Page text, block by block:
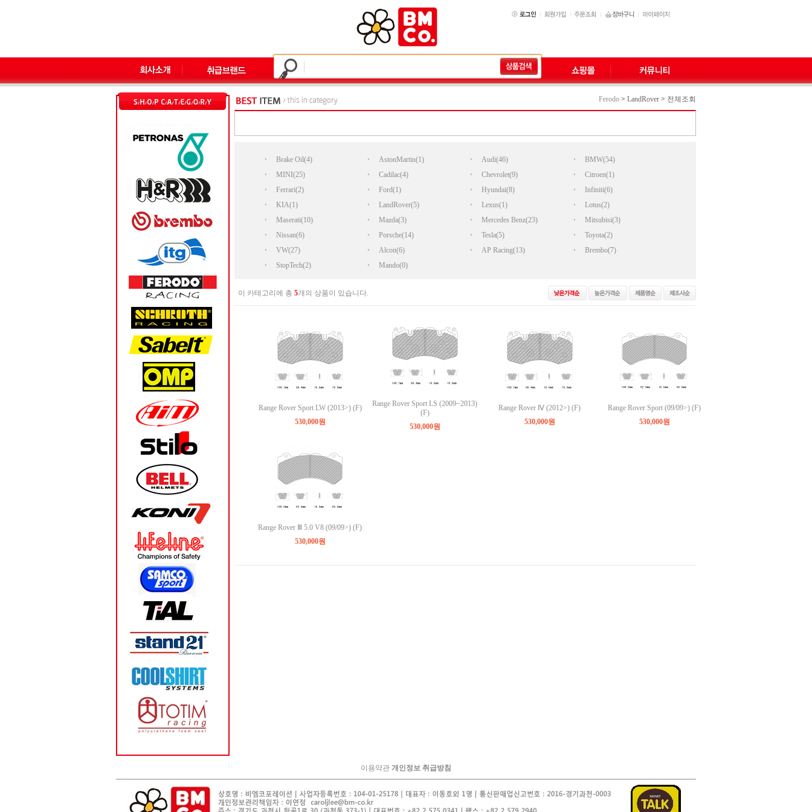
Ferodo > LandRover > 전체조회
Brake Oil(4) AstonMartin(1) Audi(46)
BMW(54)
MINI(25)
Cadilac(4) Chevrolet(9)
Citroen(1)
Ferrari(2)
Ford(1) Hyundai(8)
Infiniti(6)
KIA(1)
LandRover(5) Lexus(1)
Lotus(2)
Maserati(10)
Mazda(3) Mercedes Benz(23)
Mitsubisi(3)
Nissan(6)
Porsche(14) Tesla(5)
Toyota(2)
VW(27)
Alcon(6) AP Racing(13)
Brembo(7)
StopTech(2)
Mando(0)
이 카테고리에 총 5개의 상품이 있습니다.
Range Rover Sport LW (2013>) (F)
530,000원
Range Rover Sport LS (2009~2013)
(F)
530,000원
Range Rover Ⅳ (2012>) (F)
530,000원
Range Rover Sport (09/09>) (F)
530,000원
Range Rover Ⅲ 5.0 V8 (09/09>) (F)
530,000원
이용약관 개인정보 취급방침